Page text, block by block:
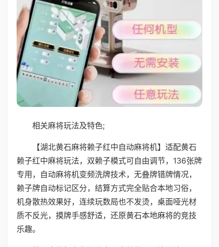
相关麻将玩法及特色;
【湖北黄石麻将赖子红中自动麻将机】适配黄石
赖子红中麻将玩法，双赖子模式可自由调节，136张牌
专用，自动麻将机变频洗牌技术，无叠牌错牌情况，
赖子牌自动标记区分，结算方式完全贴合本地习俗，
机身散热效果好，连续玩数局也不发烫，桌面哑光材
质不反光，摸牌手感舒适，还原黄石本地麻将的竞技
乐趣。